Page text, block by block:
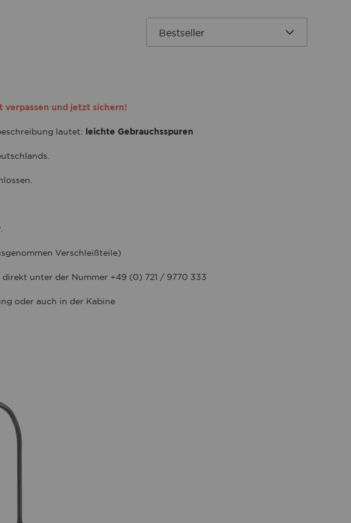
verpassen und jetzt sichern!
lautet: leichte Gebrauchsspuren
Verschleißteile)
unter der Nummer +49 (0) 721 / 9770 333
oder auch in der Kabine